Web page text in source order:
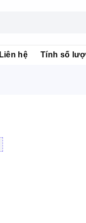
Liên hệ Tính số